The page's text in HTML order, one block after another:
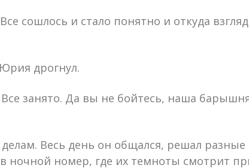
сошлось и стало понятно и откуда
дрогнул.
занято. Да вы не бойтесь, наша
Весь день он общался, решал разные
ночной номер, где их темноты смотрит